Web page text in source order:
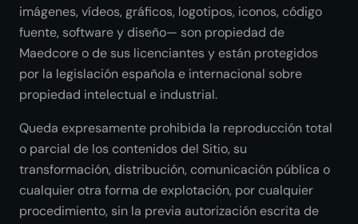
imágenes, vídeos, gráficos, logotipos, iconos, código
fuente, software y diseño— son propiedad de
Maedcore o de sus licenciantes y están protegidos
por la legislación española e internacional sobre
propiedad intelectual e industrial.
Queda expresamente prohibida la reproducción total
o parcial de los contenidos del Sitio, su
transformación, distribución, comunicación pública o
cualquier otra forma de explotación, por cualquier
procedimiento, sin la previa autorización escrita de